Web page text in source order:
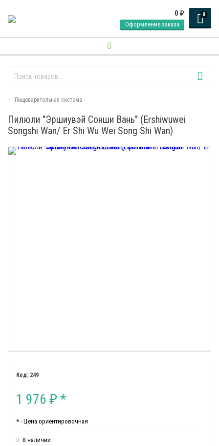
0
0 ₽
Оформление заказа
Пищеварительная система
Пилюли "Эршиувэй Сонши Вань" (Ershiwuwei
Songshi Wan/ Er Shi Wu Wei Song Shi Wan)
249
1 976 ₽*
* - Цена ориентировочная
В наличии